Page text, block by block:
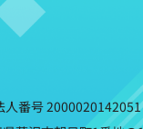
人番号 2000020142051